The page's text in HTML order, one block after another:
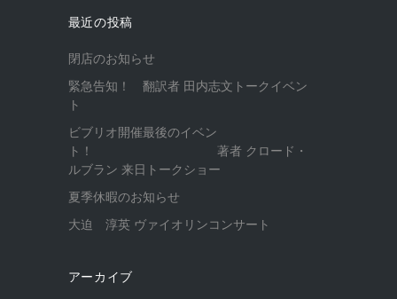
最近の投稿
閉店のお知らせ
緊急告知！ 翻訳者 田内志文トークイベン
ト
ビブリオ開催最後のイベン
ト！ 著者 クロード・
ルブラン 来日トークショー
夏季休暇のお知らせ
大迫 淳英 ヴァイオリンコンサート
アーカイブ